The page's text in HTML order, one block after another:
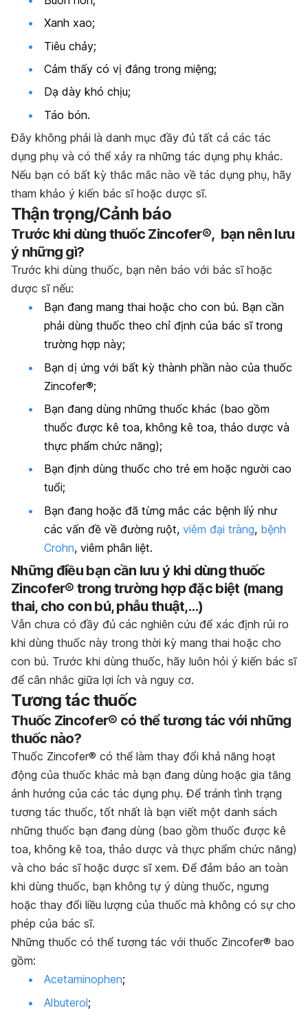
Xanh xao;
Tiêu chảy;
Cảm thấy có vị đắng trong miệng;
Dạ dày khó chịu;
Táo bón.
Đây không phải là danh mục đầy đủ tất cả các tác
dụng phụ và có thể xảy ra những tác dụng phụ khác.
Nếu bạn có bất kỳ thắc mắc nào về tác dụng phụ, hãy
tham khảo ý kiến bác sĩ hoặc dược sĩ.
Thận trọng/Cảnh báo
Trước khi dùng thuốc Zincofer®, bạn nên lưu
ý những gì?
Trước khi dùng thuốc, bạn nên báo với bác sĩ hoặc
dược sĩ nếu:
Bạn đang mang thai hoặc cho con bú. Bạn cần
phải dùng thuốc theo chỉ định của bác sĩ trong
trường hợp này;
Bạn dị ứng với bất kỳ thành phần nào của thuốc
Zincofer®;
Bạn đang dùng những thuốc khác (bao gồm
thuốc được kê toa, không kê toa, thảo dược và
thực phẩm chức năng);
Bạn định dùng thuốc cho trẻ em hoặc người cao
tuổi;
Bạn đang hoặc đã từng mắc các bệnh líý như
các vấn đề về đường ruột, viêm đại tràng, bệnh
Crohn, viêm phân liệt.
Những điều bạn cần lưu ý khi dùng thuốc
Zincofer® trong trường hợp đặc biệt (mang
thai, cho con bú, phẫu thuật,…)
Vẫn chưa có đầy đủ các nghiên cứu để xác định rủi ro
khi dùng thuốc này trong thời kỳ mang thai hoặc cho
con bú. Trước khi dùng thuốc, hãy luôn hỏi ý kiến bác sĩ
để cân nhắc giữa lợi ích và nguy cơ.
Tương tác thuốc
Thuốc Zincofer® có thể tương tác với những
thuốc nào?
Thuốc Zincofer® có thể làm thay đổi khả năng hoạt
động của thuốc khác mà bạn đang dùng hoặc gia tăng
ảnh hưởng của các tác dụng phụ. Để tránh tình trạng
tương tác thuốc, tốt nhất là bạn viết một danh sách
những thuốc bạn đang dùng (bao gồm thuốc được kê
toa, không kê toa, thảo dược và thực phẩm chức năng)
và cho bác sĩ hoặc dược sĩ xem. Để đảm bảo an toàn
khi dùng thuốc, bạn không tự ý dùng thuốc, ngưng
hoặc thay đổi liều lượng của thuốc mà không có sự cho
phép của bác sĩ.
Những thuốc có thể tương tác với thuốc Zincofer® bao
gồm:
Acetaminophen;
Albuterol;